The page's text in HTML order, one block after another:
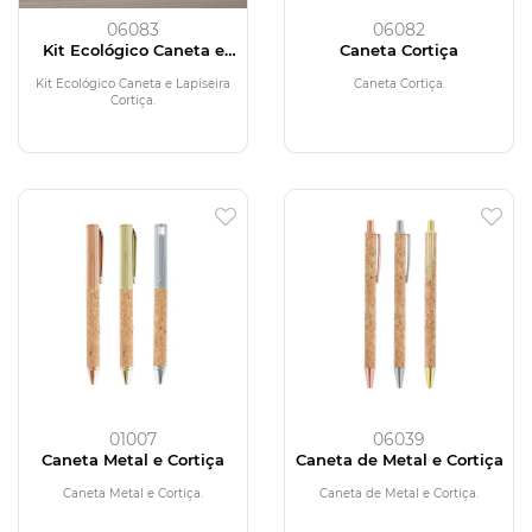
06083
Kit Ecológico Caneta e
Kit Ecológico Caneta e Lapiseira
Cortiça.
06082
Caneta Cortiça
Caneta Cortiça.
01007
Caneta Metal e Cortiça
Caneta Metal e Cortiça.
06039
Caneta de Metal e Cortiça
Caneta de Metal e Cortiça.